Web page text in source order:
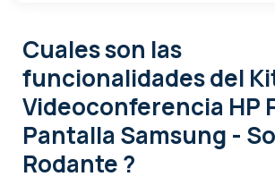
Cuales son las
funcionalidadesdel
Videoconferencia HP
Pantalla Samsung -
Rodante ?